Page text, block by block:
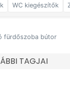
WC kiegészítők
fürdőszoba bútor
TAGJAI